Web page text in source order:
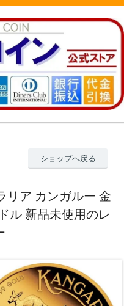
ショップへ戻る
リア カンガルー 金
ル 新品未使用のレ